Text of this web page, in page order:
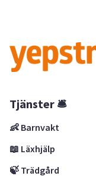
Tjänster 🛎
👶 Barnvakt
📖 Läxhjälp
🍃 Trädgård